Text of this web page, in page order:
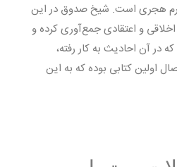
هجری است. شیخ صدوق در این
اخلاقی و اعتقادی جمع‌آوری کرده و
در آن احادیث به کار رفته،
اولین کتابی بوده که به این